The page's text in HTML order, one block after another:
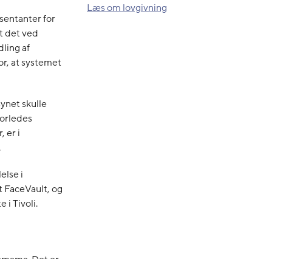
for
det ved
af
at systemet
skulle
er i
i
og
i Tivoli.
Læs om lovgivning